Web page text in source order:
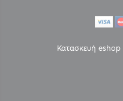
Κατασκευή eshop